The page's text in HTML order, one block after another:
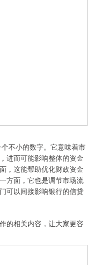
不小的数字。它意味着市
进而可能影响整体的资金
，这能帮助优化财政资金
方面，它也是调节市场流
可以间接影响银行的信贷
的相关内容，让大家更容